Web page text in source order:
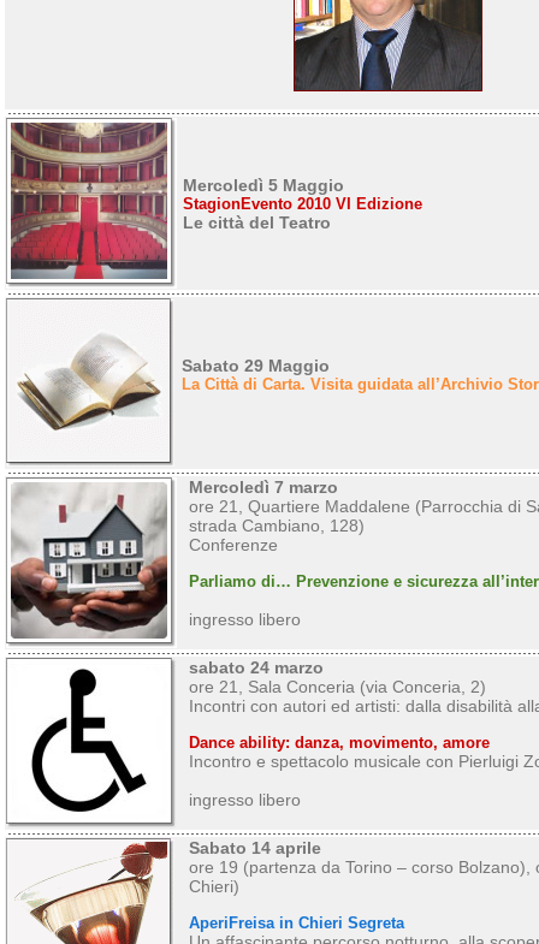
Mercoledì 5 Maggio
StagionEvento 2010 VI Edizione
Le città del Teatro
Sabato 29 Maggio
La Città di Carta. Visita guidata all’Archivio
Mercoledì 7 marzo
ore 21, Quartiere Maddalene (Parrocchia di
strada Cambiano, 128)
Conferenze
Parliamo di… Prevenzione e sicurezza
ingresso libero
sabato 24 marzo
ore 21, Sala Conceria (via Conceria, 2)
Incontri con autori ed artisti: dalla disabilità
Dance ability: danza, movimento, amore
Incontro e spettacolo musicale con Pierluigi
ingresso libero
Sabato 14 aprile
ore 19 (partenza da Torino – corso
Chieri)
AperiFreisa in Chieri Segreta